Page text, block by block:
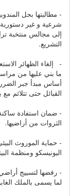
- مطالبتها بحل
شرعية و غير دستورية و
إلى مجالس منتخبة
التشريع.
- إلغاء الظهائر
ما بني عليها من
أساس مبدأ جبر الضرر،
القبائل حتى تتلائم مع
- ضمان استفادة ساكنة
الثروات من أراضيها.
- حماية الموروث
اليونيسكو ومنظمة البيئة
- رفضها لتسييج أراضي
لما يسمى بالملك